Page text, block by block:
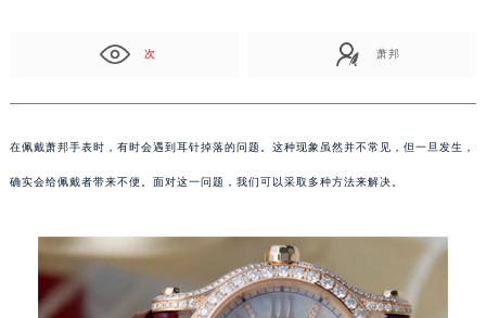
次 萧邦
在佩戴萧邦手表时，有时会遇到耳针掉落的问题。这种现象虽然并不常见，但一旦发生，
确实会给佩戴者带来不便。面对这一问题，我们可以采取多种方法来解决。